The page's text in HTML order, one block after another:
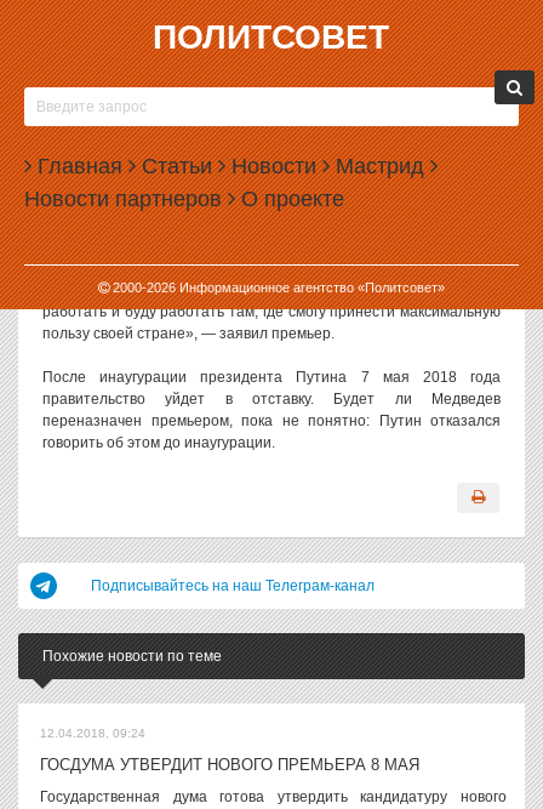
ПОЛИТСОВЕТ
Главная Статьи Новости Мастрид
Новости партнеров О проекте
2000-2026Информационное агентство «Политсовет»
28.04.2018, 14:48
МЕДВЕДЕВ ОТКАЗАЛСЯ УХОДИТЬ НА ОТДЫХ
Председатель правительства РФ Дмитрий Медведев заявил, что
не планирует уходить на отдых после инаугурации президента и
отставки правительства.
Слова МедведеваприводитРИА «Новости».
«Безусловно, я пока не собираюсь уходить отдыхать. Я готов
работать и буду работать там, где смогу принести максимальную
пользу своей стране», — заявил премьер.
После инаугурации президента Путина 7 мая 2018 года
правительство уйдет в отставку. Будет ли Медведев
переназначен премьером, пока не понятно: Путин отказался
говорить об этом до инаугурации.
Подписывайтесь на наш Телеграм-канал
Похожие новости по теме
12.04.2018, 09:24
ГОСДУМА УТВЕРДИТ НОВОГО ПРЕМЬЕРА 8 МАЯ
Государственная дума готова утвердить кандидатуру нового